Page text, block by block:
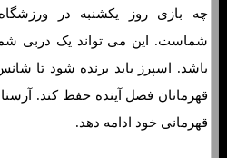
چه بازی روز یکشنبه در ورزشگاه
شماست. این می تواند یک دربی
باشد. اسپرز باید برنده شود تا
قهرمانان فصل آینده حفظ کند.
قهرمانی خود ادامه دهد.